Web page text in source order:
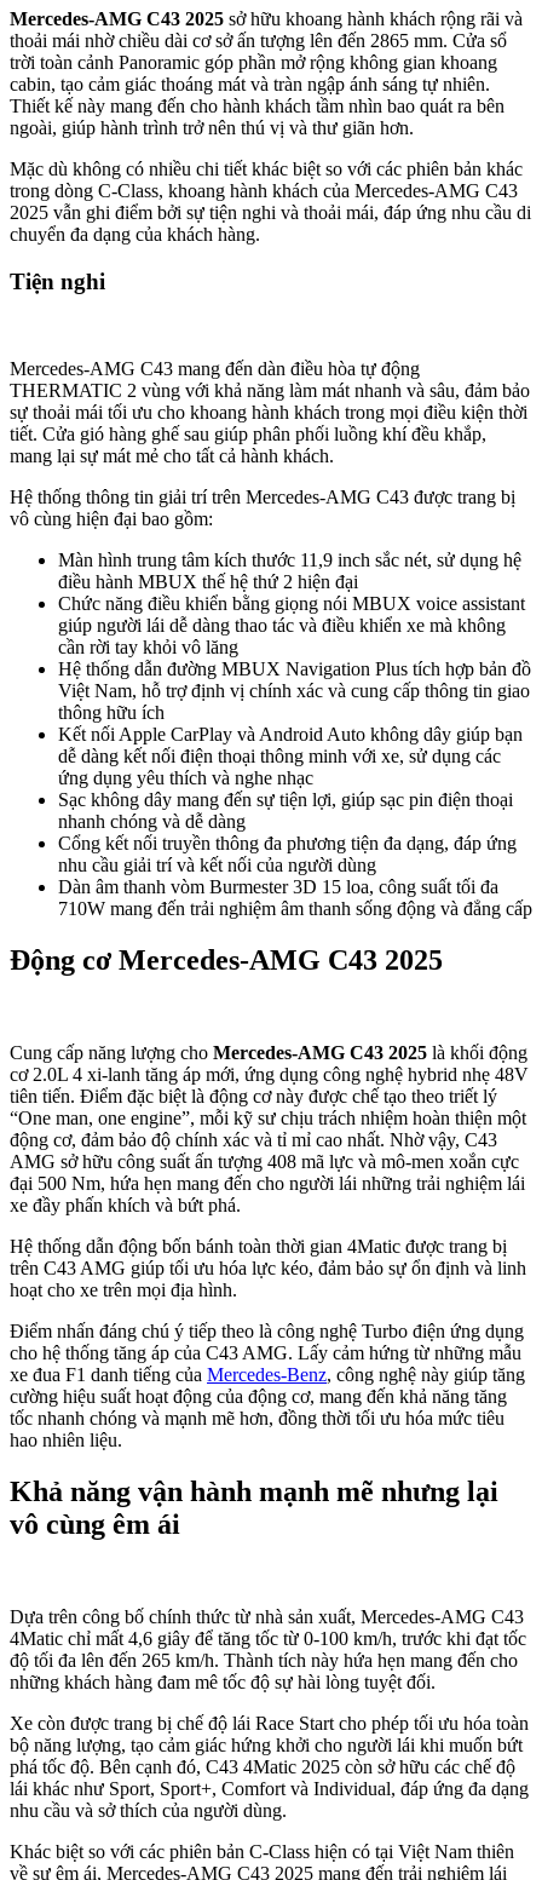
Khả năng vận hành mạnh mẽ nhưng lại
vô cùng êm ái
4Matic chỉ mất 4,6 giây để tăng tốc từ 0-100 km/h, trước khi đạt tốc
độ tối đa lên đến 265 km/h. Thành tích này hứa hẹn mang đến cho
những khách hàng đam mê tốc độ sự hài lòng tuyệt đối.
bộ năng lượng, tạo cảm giác hứng khởi cho người lái khi muốn bứt
Khác biệt so với các phiên bản C-Class hiện có tại Việt Nam thiên
về sự êm ái, Mercedes-AMG C43 2025 mang đến trải nghiệm lái
thú vị hơn nhờ sử dụng hệ thống treo thể thao AMG Ride Control
với giảm xóc thích ứng. Hệ thống này giúp tối ưu hóa khả năng vận
Hệ thống an toàn và hỗ trợ lái trên
Mercedes-AMG C43 2025
Hệ thống an toàn cơ bản trên Mercedes-AMG C43 2025 được trang
bị đầy đủ, mang đến sự an tâm tối đa cho người lái và hành khách:
Chống bó cứng phanh ABS
Chống trượt khi tăng tốc ASR
Ổn định thân xe điện tử ESP®
Hệ thống phanh ADAPTIVE với chức năng hỗ trợ dừng xe
(HOLD) và hỗ trợ khởi hành ngang dốc (Hill-Start Assist)
Phanh tay điều khiển điện với chức năng nhả phanh thông
minh
Hệ thống hỗ trợ phanh phòng ngừa va chạm (Active Brake
Assist)
Kết hợp với đó là công nghệ hỗ trợ lái xe vô cùng tiên tiến:
Hệ thống hỗ trợ giữ làn chủ động (Active Lane Keeping
Assist)
Hệ thống bảo vệ chủ động PRE-SAFE và bảo vệ va chạm
bên hông PRE-SAFE Impulse Side
Hệ thống kiểm soát hành trình CRUISE CONTROL
Mercedes-AMG C43 4Matic là sự lựa chọn hoàn hảo cho những ai
đam mê tốc độ và yêu thích sự sang trọng, đẳng cấp. Với mức giá
hợp lý cùng những ưu điểm vượt trội, C43 4Matic hứa hẹn sẽ mang
đến cho bạn những trải nghiệm lái xe đầy phấn khích.
Tham khảo:
Giá xe Mercedes C200 2025
Giá xe Mercedes C300 2025
Sản phẩm tương tự
Mercedes GLC 300 4Matic
Mercedes GLC 200
Mercedes GLC 200
Mercedes GLC 200 4Matic
Mercedes GLC 200 4Matic
2.299.000.000₫